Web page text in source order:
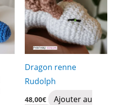
Dragon renne
Rudolph
48,00€
Ajouter au